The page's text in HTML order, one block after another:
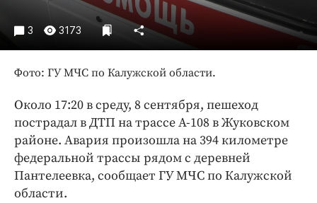
Блоги
Издания
Медиаперсона
Интересное чтиво
Бренд года
Работодатель года
3 3173
Фото: ГУ МЧС по Калужской области.
Около 17:20 в среду, 8 сентября, пешеход
пострадал в ДТП на трассе А-108 в Жуковском
районе. Авария произошла на 394 километре
федеральной трассы рядом с деревней
Пантелеевка, сообщает ГУ МЧС по Калужской
области.